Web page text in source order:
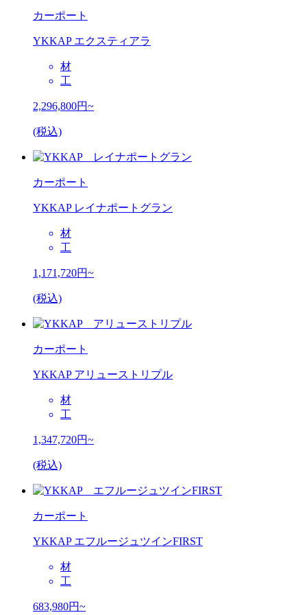
カーポート
YKKAP エクスティアラ
材
工
2,296,800円~
(税込)
カーポート
YKKAP レイナポートグラン
材
工
1,171,720円~
(税込)
カーポート
YKKAP アリューストリプル
材
工
1,347,720円~
(税込)
カーポート
YKKAP エフルージュツインFIRST
材
工
683,980円~